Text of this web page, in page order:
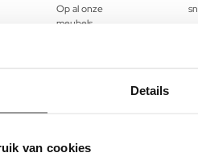
Details
van cookies
Op al onze
meubels